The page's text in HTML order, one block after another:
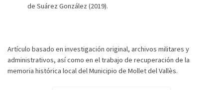
de Suárez González (2019).
Artículo basado en investigación original, archivos militares y
administrativos, así como en el trabajo de recuperación de la
memoria histórica local del Municipio de Mollet del Vallès.